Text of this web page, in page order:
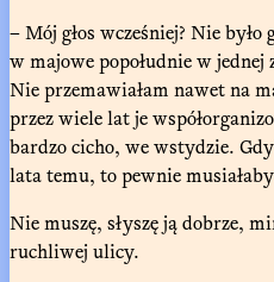
– Mój głos wcześniej? Nie
w majowe popołudnie w
Nie przemawiałam nawet na
przez wiele lat je
bardzo cicho, we wstydzie.
lata temu, to pewnie
Nie muszę, słyszę ją dobrze,
ruchliwej ulicy.